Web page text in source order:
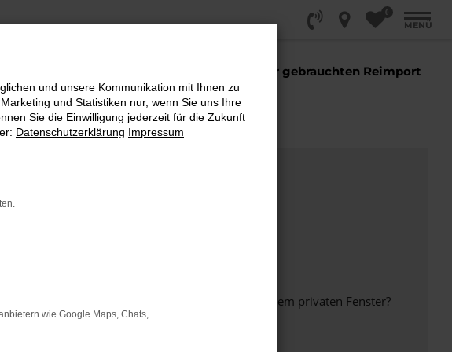
0
MENÜ
Oder möchten Sie einen
EU Neuwagen oder gebrauchten Reimport
arbeiten?Hier sind Sie richtig!
die Seite in einem anderen Browser oder in einem privaten Fenster?
und unsere Kommunikation mit Ihnen zu
und Statistiken nur, wenn Sie uns Ihre
Sie die Einwilligung jederzeit für die Zukunft
Datenschutzerklärung Impressum
wie Google Maps, Chats,